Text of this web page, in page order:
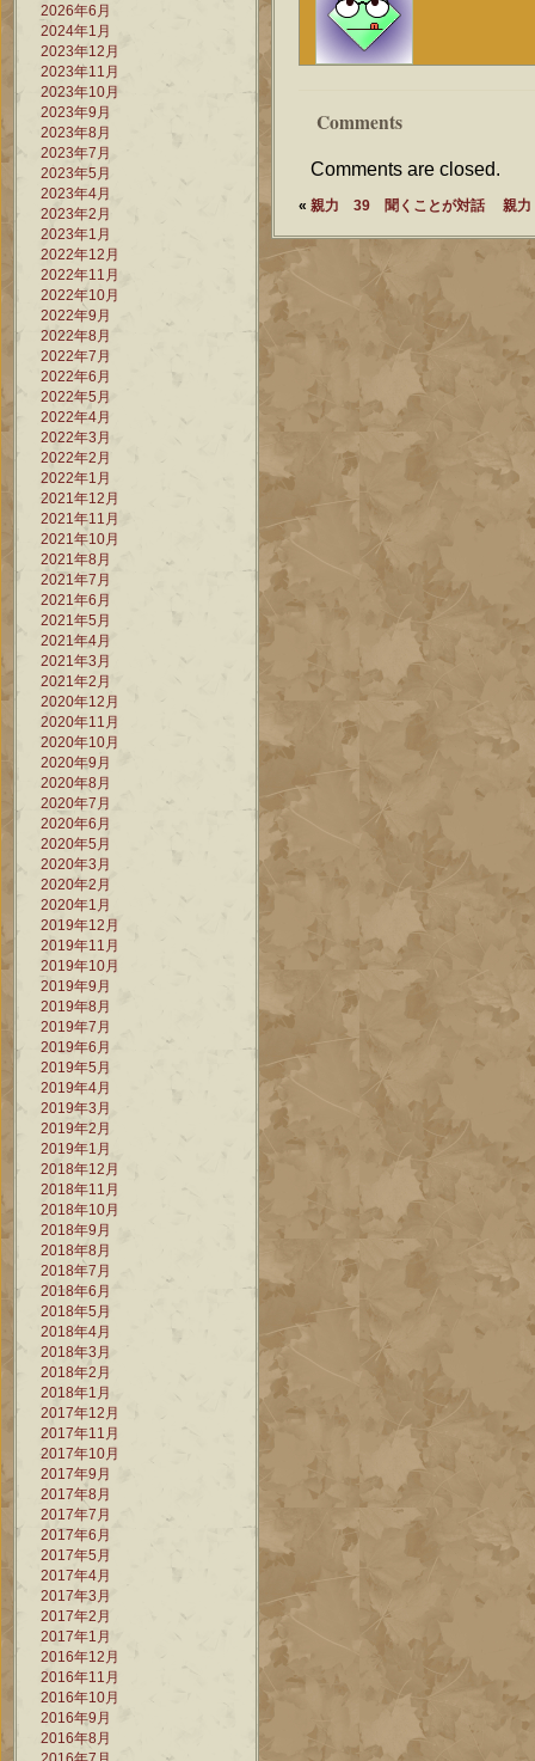
2026年6月
2024年1月
2023年12月
2023年11月
2023年10月
2023年9月
2023年8月
2023年7月
2023年5月
2023年4月
2023年2月
2023年1月
2022年12月
2022年11月
2022年10月
2022年9月
2022年8月
2022年7月
2022年6月
2022年5月
2022年4月
2022年3月
2022年2月
2022年1月
2021年12月
2021年11月
2021年10月
2021年8月
2021年7月
2021年6月
2021年5月
2021年4月
2021年3月
2021年2月
2020年12月
2020年11月
2020年10月
2020年9月
2020年8月
2020年7月
2020年6月
2020年5月
2020年3月
2020年2月
2020年1月
2019年12月
2019年11月
2019年10月
2019年9月
2019年8月
2019年7月
2019年6月
2019年5月
2019年4月
2019年3月
2019年2月
2019年1月
2018年12月
2018年11月
2018年10月
2018年9月
2018年8月
2018年7月
2018年6月
2018年5月
2018年4月
2018年3月
2018年2月
2018年1月
2017年12月
2017年11月
2017年10月
2017年9月
2017年8月
2017年7月
2017年6月
2017年5月
2017年4月
2017年3月
2017年2月
2017年1月
2016年12月
2016年11月
2016年10月
2016年9月
2016年8月
Comments
Comments are closed.
« 親力 39 聞くことが対話 親